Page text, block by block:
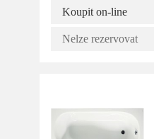
Koupit on-line
Nelze rezervovat